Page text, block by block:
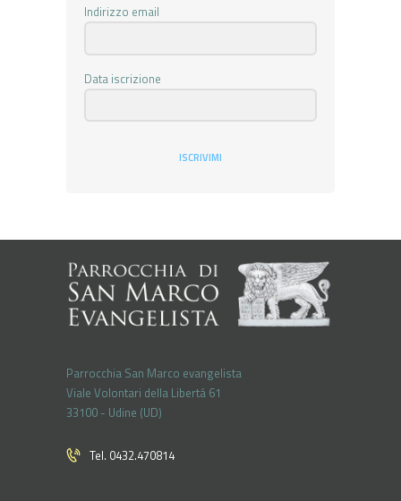
Indirizzo email
Data iscrizione
ISCRIVIMI
Parrocchia San Marco evangelista
Viale Volontari della Libertá 61
33100 - Udine (UD)
Tel. 0432.470814